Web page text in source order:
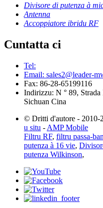
Divisore di putenza à
Antenna
Accoppiatore ibridu RF
Cuntatta ci
Tel:
Email: sales2@leader-
Fax: 86-28-65199116
Indirizzu: N ° 89,
Sichuan Cina
© Dritti d'autore - 2010-
u situ - AMP Mobile
Filtru RF, filtru passa-
putenza à 16 vie,
putenza Wilkinson,